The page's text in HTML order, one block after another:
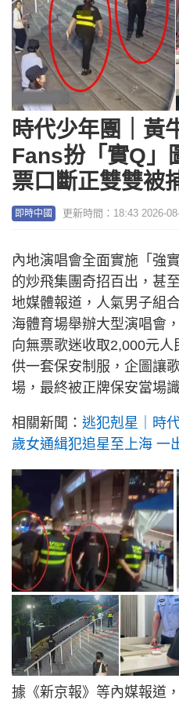
時代少年團｜黃
Fans扮「實Q」
票口斷正雙雙被
即時中國 更新時間：18:43 2026-
內地演唱會全面實施「強
的炒飛集團奇招百出，甚
地媒體報道，人氣男子組
海體育場舉辦大型演唱會
向無票歌迷收取2,000元
供一套保安制服，企圖讓
場，最終被正牌保安當場
相關新聞： 逃犯剋星｜時
歲女通緝犯追星至上海 一
據《新京報》等內媒報道